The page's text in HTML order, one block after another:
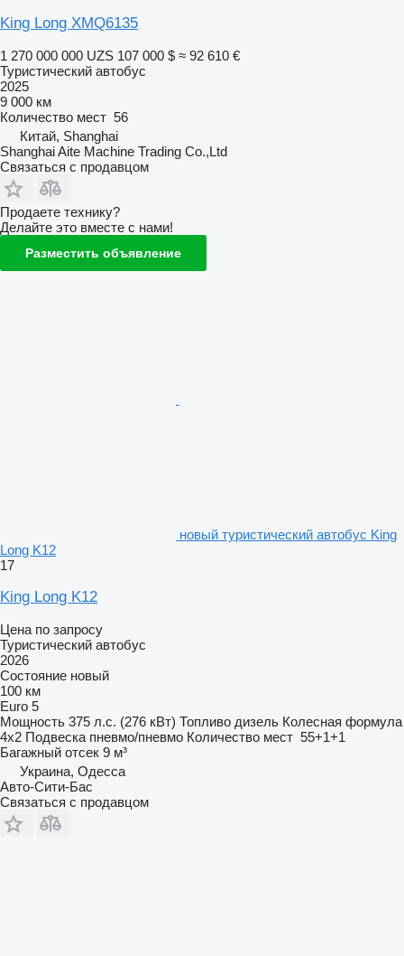
King Long XMQ6135
1 270 000 000 UZS 107 000 $ ≈ 92 610 €
Туристический автобус
2025
9 000 км
Количество мест 56
Китай, Shanghai
Shanghai Aite Machine Trading Co.,Ltd
Связаться с продавцом
Продаете технику?
Делайте это вместе с нами!
Разместить объявление
новый туристический автобус King
Long K12
17
King Long K12
Цена по запросу
Туристический автобус
2026
Состояние новый
100 км
Euro 5
Мощность 375 л.с. (276 кВт) Топливо дизель Колесная формула
4x2 Подвеска пневмо/пневмо Количество мест 55+1+1
Багажный отсек 9 м³
Украина, Одесса
Авто-Сити-Бас
Связаться с продавцом